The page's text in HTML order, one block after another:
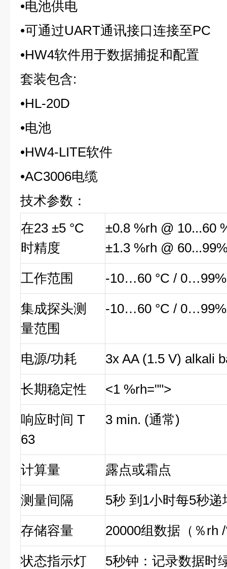
•电池供电
•可通过UART通讯接口连接至PC
•HW4软件用于数据捕捉和配置
套装包含:
•HL-20D
•电池
•HW4-LITE软件
•AC3006电缆
技术参数：
在23 ±5 °C
时精度
±0.8 %rh @ 10...60
±1.3 %rh @
工作范围
-10…60 °C /
集成探头测
量范围
-10…60 °C /
电源/功耗
3x AA (1.5 V) alkali
长期稳定性
<1 %rh="">
响应时间 T
63
3 min. (通常)
计算量
露点或霜点
测量间隔
5秒 到1小时每5秒递
存储容量
20000组数据（％rh
状态指示灯
5秒钟：记录数据时